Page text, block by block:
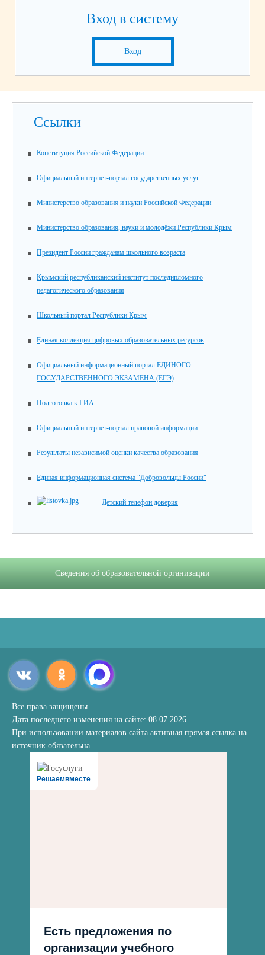
Вход в систему
Вход
Ссылки
Конституция Российской Федерации
Официальный интернет-портал государственных услуг
Министерство образования и науки Российской Федерации
Министерство образования, науки и молодёжи Республики Крым
Президент России гражданам школьного возраста
Крымский республиканский институт последипломного
педагогического образования
Школьный портал Республики Крым
Единая коллекция цифровых образовательных ресурсов
Официальный информационный портал ЕДИНОГО
ГОСУДАРСТВЕННОГО ЭКЗАМЕНА (ЕГЭ)
Подготовка к ГИА
Официальный интернет-портал правовой информации
Результаты независимой оценки качества образования
Единая информационная система "Добровольцы России"
Детский телефон доверия
Сведения об образовательной организации
Все права защищены.
Дата последнего изменения на сайте: 08.07.2026
При использовании материалов сайта активная прямая ссылка на
источник обязательна
Решаемвместе
Есть предложения по
организации учебного